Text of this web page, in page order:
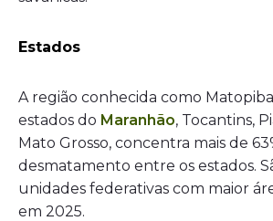
Estados
A região conhecida como
estados do Maranhão, Tocantins,
Mato Grosso, concentra mais de
desmatamento entre os estados.
unidades federativas com maior
em 2025.